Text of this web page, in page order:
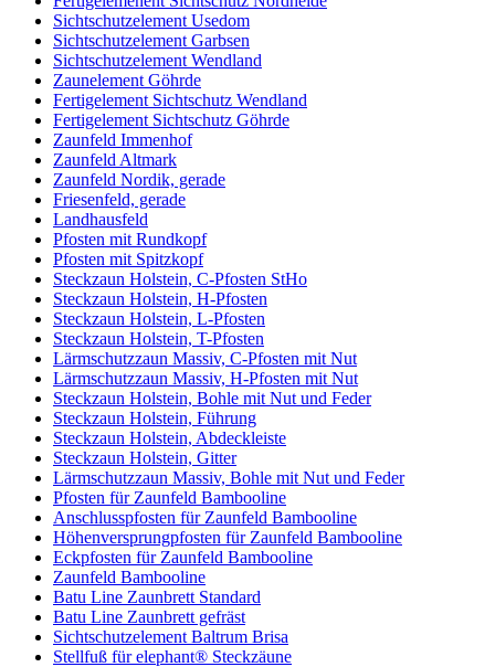
Sichtschutzelement Usedom
Sichtschutzelement Garbsen
Sichtschutzelement Wendland
Zaunelement Göhrde
Fertigelement Sichtschutz Wendland
Fertigelement Sichtschutz Göhrde
Zaunfeld Immenhof
Zaunfeld Altmark
Zaunfeld Nordik, gerade
Friesenfeld, gerade
Landhausfeld
Pfosten mit Rundkopf
Pfosten mit Spitzkopf
Steckzaun Holstein, C-Pfosten StHo
Steckzaun Holstein, H-Pfosten
Steckzaun Holstein, L-Pfosten
Steckzaun Holstein, T-Pfosten
Lärmschutzzaun Massiv, C-Pfosten mit Nut
Lärmschutzzaun Massiv, H-Pfosten mit Nut
Steckzaun Holstein, Bohle mit Nut und Feder
Steckzaun Holstein, Führung
Steckzaun Holstein, Abdeckleiste
Steckzaun Holstein, Gitter
Lärmschutzzaun Massiv, Bohle mit Nut und Feder
Pfosten für Zaunfeld Bambooline
Anschlusspfosten für Zaunfeld Bambooline
Höhenversprungpfosten für Zaunfeld Bambooline
Eckpfosten für Zaunfeld Bambooline
Zaunfeld Bambooline
Batu Line Zaunbrett Standard
Batu Line Zaunbrett gefräst
Sichtschutzelement Baltrum Brisa
Stellfuß für elephant® Steckzäune